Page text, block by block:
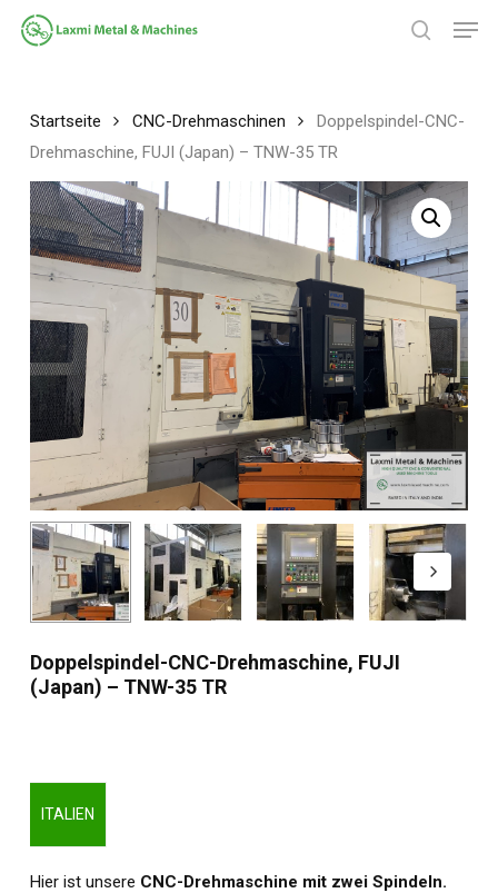
Zum
Hauptinhalt
Startseite CNC-Drehmaschinen
Doppelspindel-CNC-
Drehmaschine, FUJI (Japan) – TNW-35 TR
Doppelspindel-CNC-Drehmaschine, FUJI
(Japan) – TNW-35 TR
ITALIEN
Hier ist unsere CNC-Drehmaschine mit zwei Spindeln.